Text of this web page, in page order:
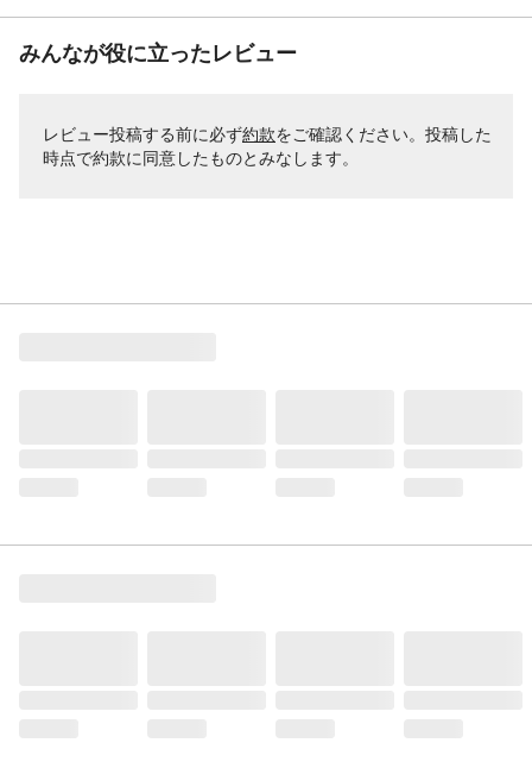
みんなが役に立ったレビュー
レビュー投稿する前に必ず約款をご確認ください。投稿した
時点で約款に同意したものとみなします。